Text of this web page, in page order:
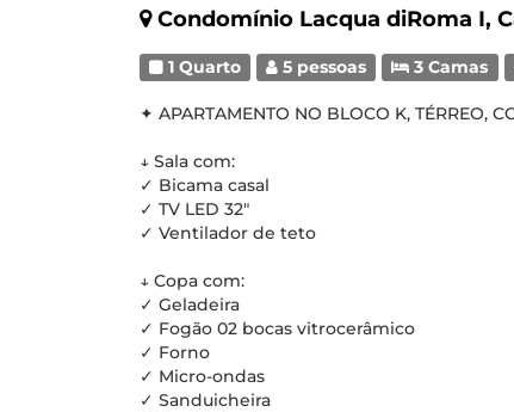
Condomínio Lacqua diRoma I,
1 Quarto 5 pessoas 3 Camas
✦ APARTAMENTO NO BLOCO K, TÉRREO,
↓ Sala com:
✓ Bicama casal
✓ TV LED 32"
✓ Ventilador de teto
↓ Copa com:
✓ Geladeira
✓ Fogão 02 bocas vitrocerâmico
✓ Forno
✓ Micro-ondas
✓ Sanduicheira